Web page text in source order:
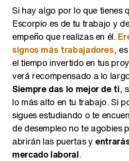
Si hay algo por lo que tienes
Escorpio es de tu trabajo y
empeño que realizas en él.
signos más trabajadores,
el tiempo invertido en tus
verá recompensado a lo
Siempre das lo mejor de ti,
lo más alto en tu trabajo. Si
sigues estudiando o te
de desempleo no te agobies
abrirán las puertas y
mercado laboral.